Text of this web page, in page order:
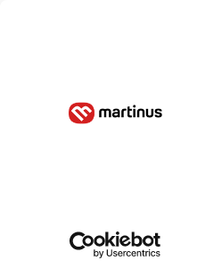
O nás
Zelený Martinus
Nerobíme rozdiely